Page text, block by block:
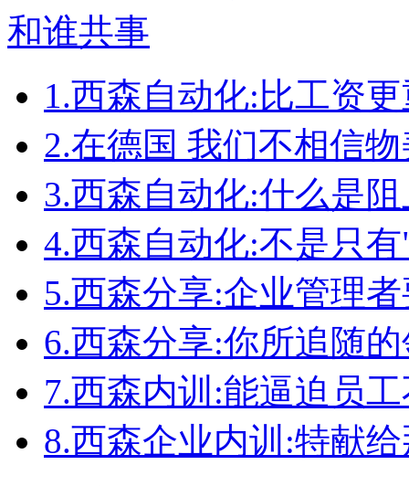
1.西森自动化:比工资
2.在德国 我们不相信
3.西森自动化:什么是
4.西森自动化:不是只
5.西森分享:企业管理
6.西森分享:你所追随
7.西森内训:能逼迫员
8.西森企业内训:特献